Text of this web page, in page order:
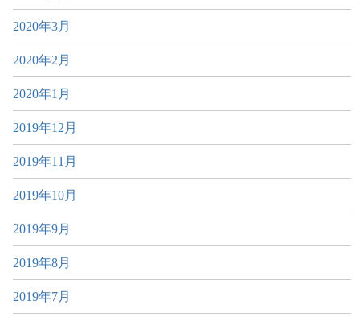
2020年3月
2020年2月
2020年1月
2019年12月
2019年11月
2019年10月
2019年9月
2019年8月
2019年7月